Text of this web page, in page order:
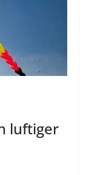
luftiger